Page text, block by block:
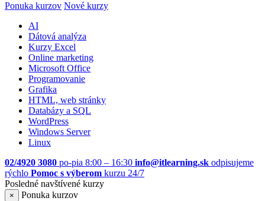
Ponuka kurzov Nové kurzy
AI
Dátová analýza
Kurzy Excel
Online marketing
Microsoft Office
Programovanie
Grafika
HTML, web stránky
Databázy a SQL
WordPress
Windows Server
Linux
02/4920 3080 po-pia 8:00 – 16:30 info@itlearning.sk odpisujeme
rýchlo Pomoc s výberom kurzu 24/7
Posledné navštívené kurzy
×
Ponuka kurzov